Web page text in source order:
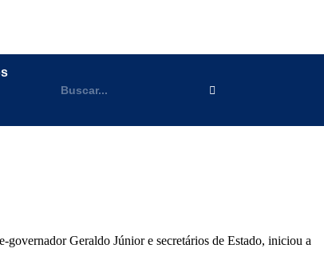
Geraldo Júnior e secretários de Estado, iniciou a